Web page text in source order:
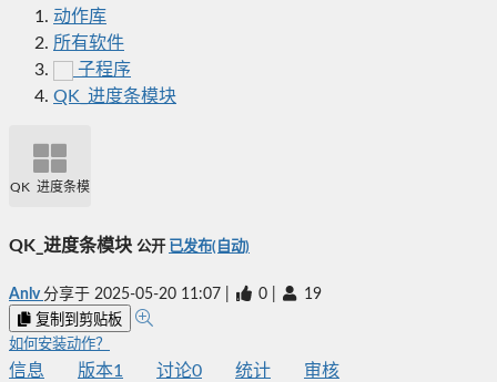
动作库
所有软件
子程序
QK_进度条模块
QK_进度条模块
QK_进度条模块 公开 已发布(自动)
Anlv分享于 2025-05-20 11:07 0 19
复制到剪贴板
如何安装动作？
信息 版本1 讨论0 统计
审核